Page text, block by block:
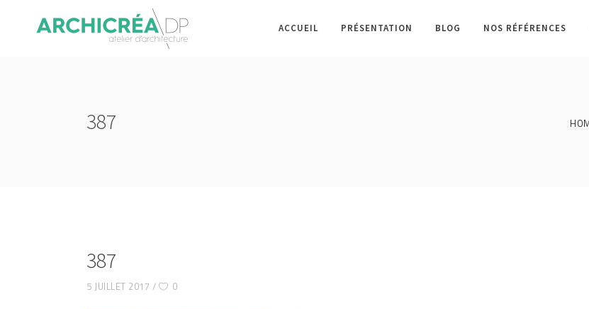
ACCUEIL PRÉSENTATION BLOG NOS RÉFÉRENCES
387
387
5 JUILLET 2017 0